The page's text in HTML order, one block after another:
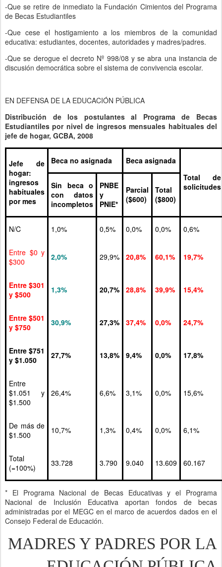
-Que se retire de inmediato la Fundación Cimientos del Programa
de Becas Estudiantiles
-Que cese el hostigamiento a los miembros de la comunidad
educativa: estudiantes, docentes, autoridades y madres/padres.
-Que se derogue el decreto Nº 998/08 y se abra una instancia de
discusión democrática sobre el sistema de convivencia escolar.
EN DEFENSA DE LA EDUCACIÓN PÚBLICA
Distribución de los postulantes al Programa de Becas
Estudiantiles por nivel de ingresos mensuales habituales del
jefe de hogar, GCBA, 2008
Jefe de
hogar:
ingresos
habituales
por mes
Beca no asignada
Beca asignada
Total de
solicitudes
Sin beca o
con datos
incompletos
PNBE
y
PNIE*
Parcial
($600)
Total
($800)
N/C 1,0% 0,5% 0,0% 0,0% 0,6%
Entre $0 y
$300
2,0% 29,9% 20,8% 60,1% 19,7%
Entre $301
y $500
1,3% 20,7% 28,8% 39,9% 15,4%
Entre $501
y $750
30,9% 27,3% 37,4% 0,0% 24,7%
Entre $751
y $1.050
27,7% 13,8% 9,4% 0,0% 17,8%
Entre
$1.051 y
$1.500
26,4% 6,6% 3,1% 0,0% 15,6%
De más de
$1.500
10,7% 1,3% 0,4% 0,0% 6,1%
Total
(=100%)
33.728 3.790 9.040 13.609 60.167
* El Programa Nacional de Becas Educativas y el Programa
Nacional de Inclusión Educativa aportan fondos de becas
administradas por el MEGC en el marco de acuerdos dados en el
Consejo Federal de Educación.
MADRES Y PADRES POR LA